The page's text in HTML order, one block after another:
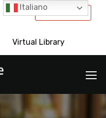
International
Virtual Library
Italiano